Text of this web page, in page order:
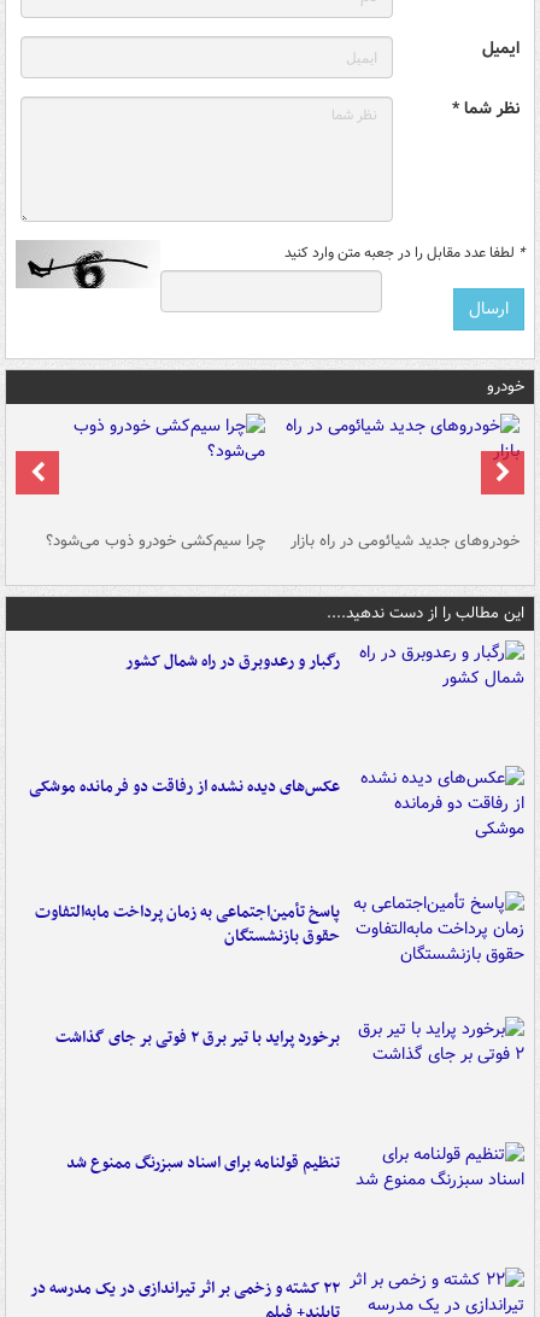
ایمیل
نظر شما *
* لطفا عدد مقابل را در جعبه متن وارد کنید
خودرو
خودروهای جدید شیائومی در راه بازار چرا سیم‌کشی خودرو ذوب می‌شود؟
این مطالب را از دست ندهید....
رگبار و رعدوبرق در راه شمال کشور
عکس‌های دیده نشده از رفاقت دو فرمانده‌ موشکی
پاسخ تأمین‌اجتماعی به زمان پرداخت مابه‌التفاوت
حقوق بازنشستگان
برخورد پراید با تیر برق ۲ فوتی بر جای گذاشت
تنظیم قولنامه برای اسناد سبزرنگ ممنوع شد
۲۲ کشته و زخمی بر اثر تیراندازی در یک مدرسه در